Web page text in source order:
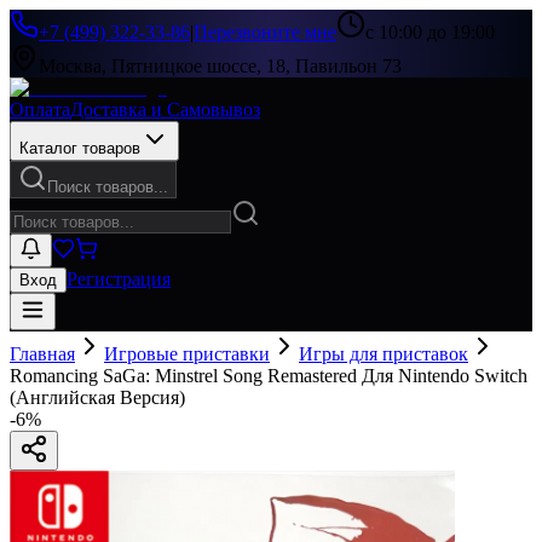
+7 (499) 322-33-86|Перезвоните мне
с 10:00 до 19:00
Москва, Пятницкое шоссе, 18, Павильон 73
ОплатаДоставка и Самовывоз
Каталог товаров
Поиск товаров...
Вход Регистрация
Главная Игровые приставки
Игры для приставок
Romancing SaGa: Minstrel Song Remastered Для Nintendo Switch
(Английская Версия)
-6%